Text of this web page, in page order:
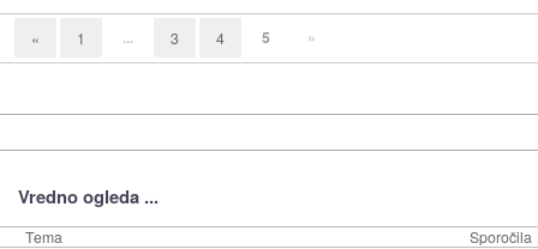
« 1 ... 3 4 5 »
Vredno ogleda ...
Tema Sporočila